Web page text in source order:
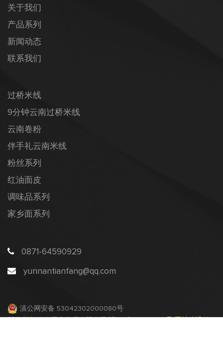
关于我们
产品系列
新闻动态
联系我们
过桥米线
9分钟云南过桥米线
云南卷粉
伴手礼云南米线
粉丝系列
红油面皮
调味品系列
家乡面系列
0871-64590929
yunnantianfang@qq.com
滇公网安备 53042302000080号